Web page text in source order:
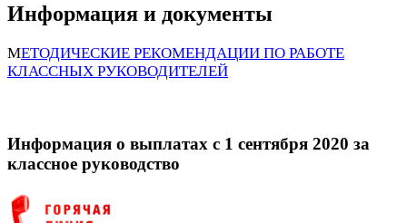
Информация и документы
МЕТОДИЧЕСКИЕ РЕКОМЕНДАЦИИ ПО РАБОТЕ
КЛАССНЫХ РУКОВОДИТЕЛЕЙ
Информация о выплатах с 1 сентября 2020 за
классное руководство